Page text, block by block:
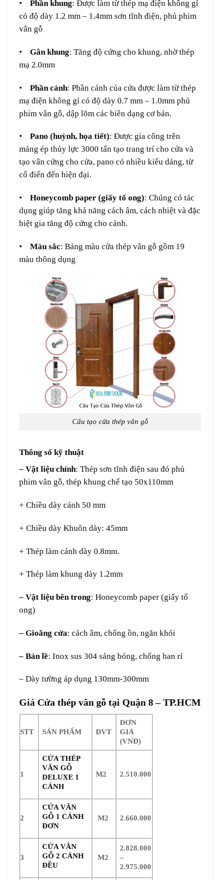
• Phần khung: Được làm từ thép mạ điện không gỉ
có độ dày 1.2 mm – 1.4mm sơn tĩnh điện, phủ phim
vân gỗ
• Gân khung: Tăng độ cứng cho khung, nhờ thép
mạ 2.0mm
• Phần cánh: Phần cánh của cửa được làm từ thép
mạ điện không gỉ có độ dày 0.7 mm – 1.0mm phủ
phim vân gỗ, dập lõm các biên dạng cơ bản.
• Pano (huỳnh, họa tiết): Được gia công trên
máng ép thủy lực 3000 tấn tạo trang trí cho cửa và
tạo vân cứng cho cửa, pano có nhiều kiểu dáng, từ
cổ điển đến hiện đại.
• Honeycomb paper (giấy tổ ong): Chúng có tác
dụng giúp tăng khả năng cách âm, cách nhiệt và đặc
biệt gia tăng độ cứng cho cánh.
• Màu sắc: Bảng màu cửa thép vân gỗ gồm 19
màu thông dụng
Cấu tạo cửa thép vân gỗ
Thông số kỹ thuật
– Vật liệu chính: Thép sơn tĩnh điện sau đó phủ
phim vân gỗ, thép khung chế tạo 50x110mm
+ Chiều dày cánh 50 mm
+ Chiều dày Khuôn dày: 45mm
+ Thép làm cánh dày 0.8mm.
+ Thép làm khung dày 1.2mm
– Vật liệu bên trong: Honeycomb paper (giấy tổ
ong)
– Gioăng cửa: cách âm, chống ồn, ngăn khói
– Bản lề: Inox sus 304 sáng bóng, chống han rỉ
– Dày tường áp dụng 130mm-300mm
Giá Cửa thép vân gỗ tại Quận 8 – TP.HCM
STT SẢN PHẨM ĐVT
ĐƠN
GIÁ
(VNĐ)
1
CỬA THÉP
VÂN GỖ
DELUXE 1
CÁNH
M2 2.510.000
2
CỬA VÂN
GỖ 1 CÁNH
ĐƠN
M2 2.660.000
3
CỬA VÂN
GỖ 2 CÁNH
ĐỀU
M2
2.828.000
–
2.975.000